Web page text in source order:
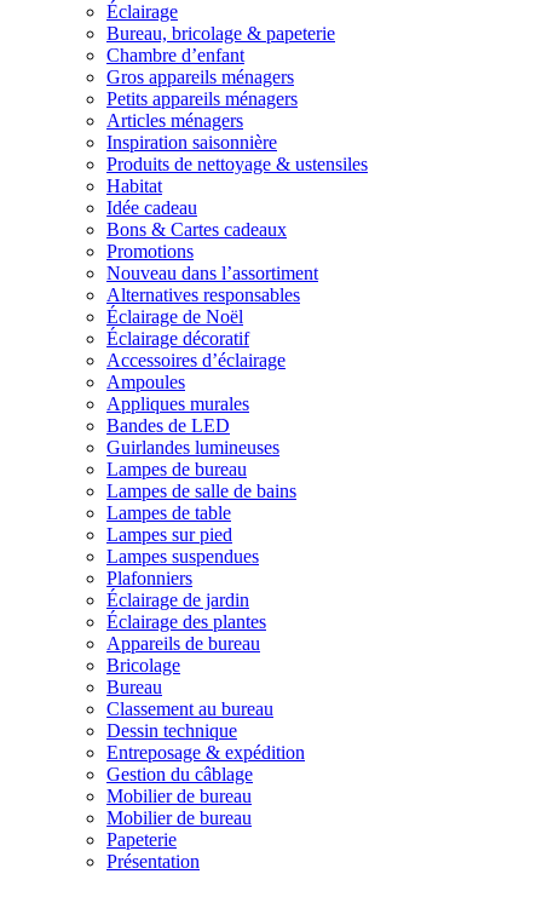
Éclairage
Bureau, bricolage & papeterie
Chambre d’enfant
Gros appareils ménagers
Petits appareils ménagers
Articles ménagers
Inspiration saisonnière
Produits de nettoyage & ustensiles
Habitat
Idée cadeau
Bons & Cartes cadeaux
Promotions
Nouveau dans l’assortiment
Alternatives responsables
Éclairage de Noël
Éclairage décoratif
Accessoires d’éclairage
Ampoules
Appliques murales
Bandes de LED
Guirlandes lumineuses
Lampes de bureau
Lampes de salle de bains
Lampes de table
Lampes sur pied
Lampes suspendues
Plafonniers
Éclairage de jardin
Éclairage des plantes
Appareils de bureau
Bricolage
Bureau
Classement au bureau
Dessin technique
Entreposage & expédition
Gestion du câblage
Mobilier de bureau
Mobilier de bureau
Papeterie
Présentation